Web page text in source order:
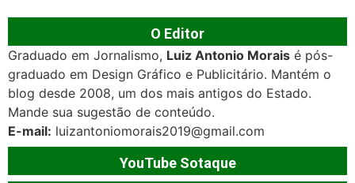
O Editor
Graduado em Jornalismo, Luiz Antonio Morais é pós-
graduado em Design Gráfico e Publicitário. Mantém o
blog desde 2008, um dos mais antigos do Estado.
Mande sua sugestão de conteúdo.
E-mail: luizantoniomorais2019@gmail.com
YouTube Sotaque